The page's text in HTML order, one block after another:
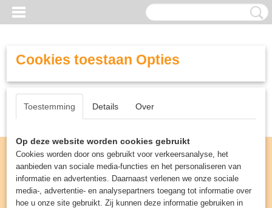
Cookies toestaan Opties
Toestemming Details Over
Op deze website worden cookies gebruikt
Cookies worden door ons gebruikt voor verkeersanalyse, het
aanbieden van sociale media-functies en het personaliseren van
informatie en advertenties. Daarnaast verlenen we onze sociale
media-, advertentie- en analysepartners toegang tot informatie over
hoe u onze site gebruikt. Zij kunnen deze informatie gebruiken in